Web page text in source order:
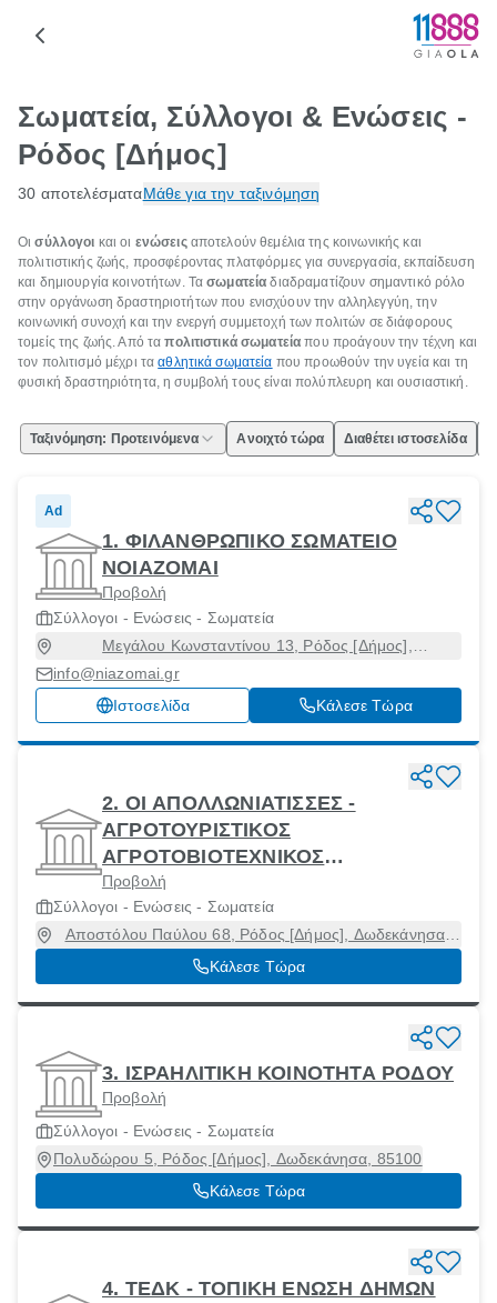
Σωματεία, Σύλλογοι & Ενώσεις -
Ρόδος [Δήμος]
30 αποτελέσματαΜάθε για την ταξινόμηση
Οισύλλογοι και οι ενώσειςαποτελούν θεμέλια της κοινωνικής και
πολιτιστικής ζωής, προσφέροντας πλατφόρμες για συνεργασία, εκπαίδευση
και δημιουργία κοινοτήτων. Τασωματεία διαδραματίζουν σημαντικό ρόλο
στην οργάνωση δραστηριοτήτων που ενισχύουν την αλληλεγγύη, την
κοινωνική συνοχή και την ενεργή συμμετοχή των πολιτών σε διάφορους
τομείς της ζωής. Από ταπολιτιστικά σωματεία που προάγουν την τέχνη και
τον πολιτισμό μέχρι τααθλητικά σωματεία που προωθούν την υγεία και τη
φυσική δραστηριότητα, η συμβολή τους είναι πολύπλευρη και ουσιαστική.
Ταξινόμηση: Προτεινόμενα Ανοιχτό τώρα Διαθέτει ιστοσελίδα
Ad
1. ΦΙΛΑΝΘΡΩΠΙΚΟ ΣΩΜΑΤΕΙΟ
ΝΟΙΑΖΟΜΑΙ
Προβολή
Σύλλογοι - Ενώσεις - Σωματεία
Μεγάλου Κωνσταντίνου 13, Ρόδος [Δήμος],
info@niazomai.gr
Ιστοσελίδα
Κάλεσε Τώρα
2. ΟΙ ΑΠΟΛΛΩΝΙΑΤΙΣΣΕΣ -
ΑΓΡΟΤΟΥΡΙΣΤΙΚΟΣ
ΑΓΡΟΤΟΒΙΟΤΕΧΝΙΚΟΣ
ΣΥΝΕΤΑΙΡΙΣΜΟΣ ΓΥΝΑΙΚΩΝ
Προβολή
Σύλλογοι - Ενώσεις - Σωματεία
Αποστόλου Παύλου 68, Ρόδος [Δήμος], Δωδεκάνησα,
85100
Κάλεσε Τώρα
3. ΙΣΡΑΗΛΙΤΙΚΗ ΚΟΙΝΟΤΗΤΑ ΡΟΔΟΥ
Προβολή
Σύλλογοι - Ενώσεις - Σωματεία
Πολυδώρου 5, Ρόδος [Δήμος], Δωδεκάνησα, 85100
Κάλεσε Τώρα
4. ΤΕΔΚ - ΤΟΠΙΚΗ ΕΝΩΣΗ ΔΗΜΩΝ